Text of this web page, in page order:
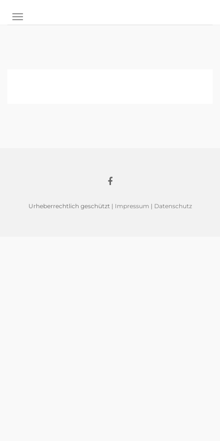
NAVIGATION UMSCHALTEN
Urheberrechtlich geschützt | Impressum | Datenschutz